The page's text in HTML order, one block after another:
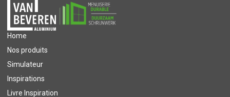
Home
Nos produits
Simulateur
Inspirations
Livre Inspiration